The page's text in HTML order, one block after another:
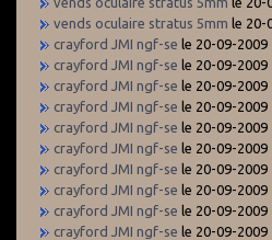
vends oculaire stratus 5mm le 20-
crayford JMI ngf-se le 20-09-2009
crayford JMI ngf-se le 20-09-2009
crayford JMI ngf-se le 20-09-2009
crayford JMI ngf-se le 20-09-2009
crayford JMI ngf-se le 20-09-2009
crayford JMI ngf-se le 20-09-2009
crayford JMI ngf-se le 20-09-2009
crayford JMI ngf-se le 20-09-2009
crayford JMI ngf-se le 20-09-2009
crayford JMI ngf-se le 20-09-2009